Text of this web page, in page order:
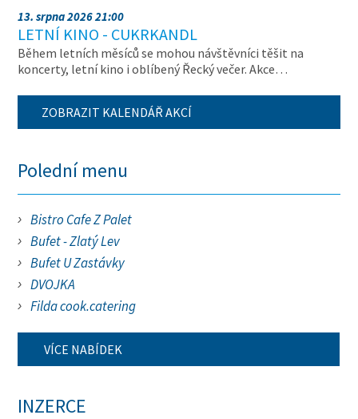
13. srpna 2026 21:00
LETNÍ KINO - CUKRKANDL
Během letních měsíců se mohou návštěvníci těšit na
koncerty, letní kino i oblíbený Řecký večer. Akce…
ZOBRAZIT KALENDÁŘ AKCÍ
Polední menu
Bistro Cafe Z Palet
Bufet - Zlatý Lev
Bufet U Zastávky
DVOJKA
Filda cook.catering
VÍCE NABÍDEK
INZERCE